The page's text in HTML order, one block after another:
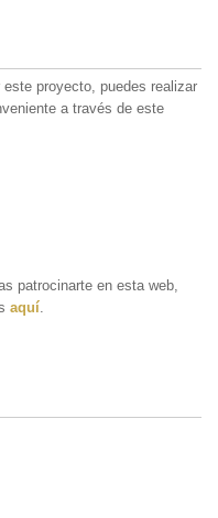
proyecto, puedes realizar
a través de este
patrocinarte en esta web,
aquí